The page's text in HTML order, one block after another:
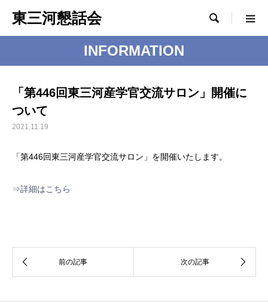
東三河懇話会 
INFORMATION
「第446回東三河産学官交流サロン」開催に
ついて
2021.11.19
「第446回東三河産学官交流サロン」を開催いたします。
⇒詳細はこちら